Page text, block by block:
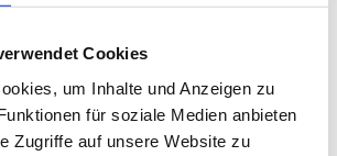
Cookies
um Inhalte und Anzeigen zu
für soziale Medien anbieten
Zugriffe auf unsere Website zu